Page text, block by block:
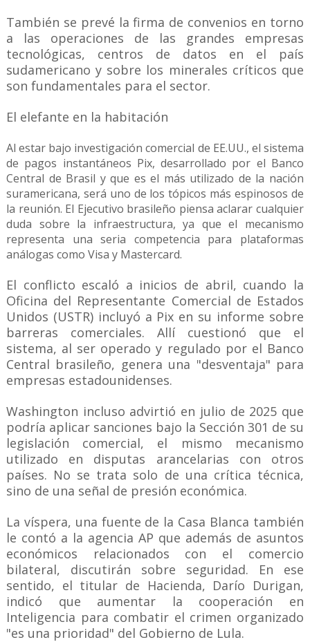
También se prevé la firma de convenios en torno
a las operaciones de las grandes empresas
tecnológicas, centros de datos en el país
sudamericano y sobre los minerales críticos que
son fundamentales para el sector.
El elefante en la habitación
Al estar bajo investigación comercial de EE.UU., el sistema
de pagos instantáneos Pix, desarrollado por el Banco
Central de Brasil y que es el más utilizado de la nación
suramericana, será uno de los tópicos más espinosos de
la reunión. El Ejecutivo brasileño piensa aclarar cualquier
duda sobre la infraestructura, ya que el mecanismo
representa una seria competencia para plataformas
análogas como Visa y Mastercard.
El conflicto escaló a inicios de abril, cuando la
Oficina del Representante Comercial de Estados
Unidos (USTR) incluyó a Pix en su informe sobre
barreras comerciales. Allí cuestionó que el
sistema, al ser operado y regulado por el Banco
Central brasileño, genera una "desventaja" para
empresas estadounidenses.
Washington incluso advirtió en julio de 2025 que
podría aplicar sanciones bajo la Sección 301 de su
legislación comercial, el mismo mecanismo
utilizado en disputas arancelarias con otros
países. No se trata solo de una crítica técnica,
sino de una señal de presión económica.
La víspera, una fuente de la Casa Blanca también
le contó a la agencia AP que además de asuntos
económicos relacionados con el comercio
bilateral, discutirán sobre seguridad. En ese
sentido, el titular de Hacienda, Darío Durigan,
indicó que aumentar la cooperación en
Inteligencia para combatir el crimen organizado
"es una prioridad" del Gobierno de Lula.